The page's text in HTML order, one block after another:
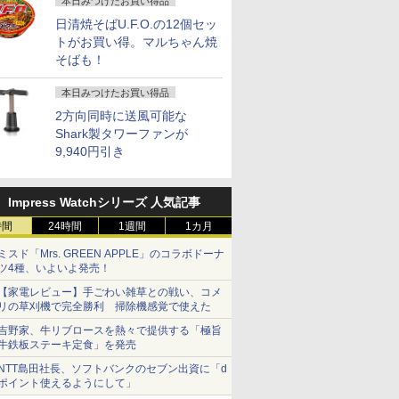
日清焼そばU.F.O.の12個セッ
トがお買い得。マルちゃん焼
そばも！
本日みつけたお買い得品
2方向同時に送風可能な
Shark製タワーファンが
9,940円引き
Impress Watchシリーズ 人気記事
24時間 1週間 1カ月
スド「Mrs. GREEN APPLE」のコラボドーナ
4種、いよいよ発売！
家電レビュー】手ごわい雑草との戦い、コメ
の草刈機で完全勝利 掃除機感覚で使えた
野家、牛リブロースを熱々で提供する「極旨
鉄板ステーキ定食」を発売
島田社長、ソフトバンクのセブン出資に「d
イント使えるようにして」